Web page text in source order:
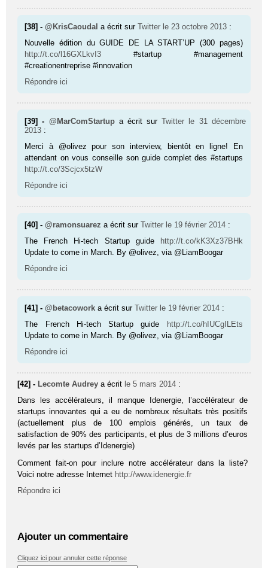
[38] -@KrisCaoudal a écrit surTwitter le 23 octobre 2013 :
Nouvelle édition du GUIDE DE LA START’UP (300 pages)
http://t.co/l16GXLkvI3 #startup #management
#creationentreprise #innovation
Répondre ici
[39] - @MarComStartup a écrit surTwitter
le 31 décembre
2013 :
Merci à @olivez pour son interview, bientôt en ligne! En
attendant on vous conseille son guide complet des #startups
http://t.co/3Scjcx5tzW
Répondre ici
[40] -@ramonsuarez a écrit surTwitter le 19 février 2014 :
The French Hi-tech Startup guide
http://t.co/kK3Xz37BHk
Update to come in March. By @olivez, via @LiamBoogar
Répondre ici
[41] -@betacowork a écrit surTwitter le 19 février 2014 :
The French Hi-tech Startup guide
http://t.co/hIUCgILEts
Update to come in March. By @olivez, via @LiamBoogar
Répondre ici
[42] - Lecomte Audrey a écrit le 5 mars 2014 :
Dans les accélérateurs, il manque Idenergie, l’accélérateur de
startups innovantes qui a eu de nombreux résultats très positifs
(actuellement plus de 100 emplois générés, un taux de
satisfaction de 90% des participants, et plus de 3 millions d’euros
levés par les startups d’Idenergie)
Comment fait-on pour inclure notre accélérateur dans la liste?
Voici notre adresse Internet http://www.idenergie.fr
Répondre ici
Ajouter un commentaire
Cliquez ici pour annuler cette réponse